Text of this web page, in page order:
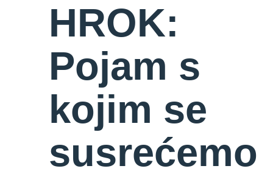
HROK:
Pojam s
kojim se
susrećemo